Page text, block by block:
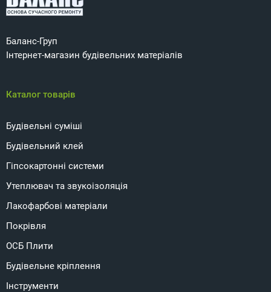
Баланс-Груп
Інтернет-магазин будівельних матеріалів
Каталог товарів
Будівельні суміші
Будівельний клей
Гіпсокартонні системи
Утеплювач та звукоізоляція
Лакофарбові матеріали
Покрівля
ОСБ Плити
Будівельне кріплення
Інструменти